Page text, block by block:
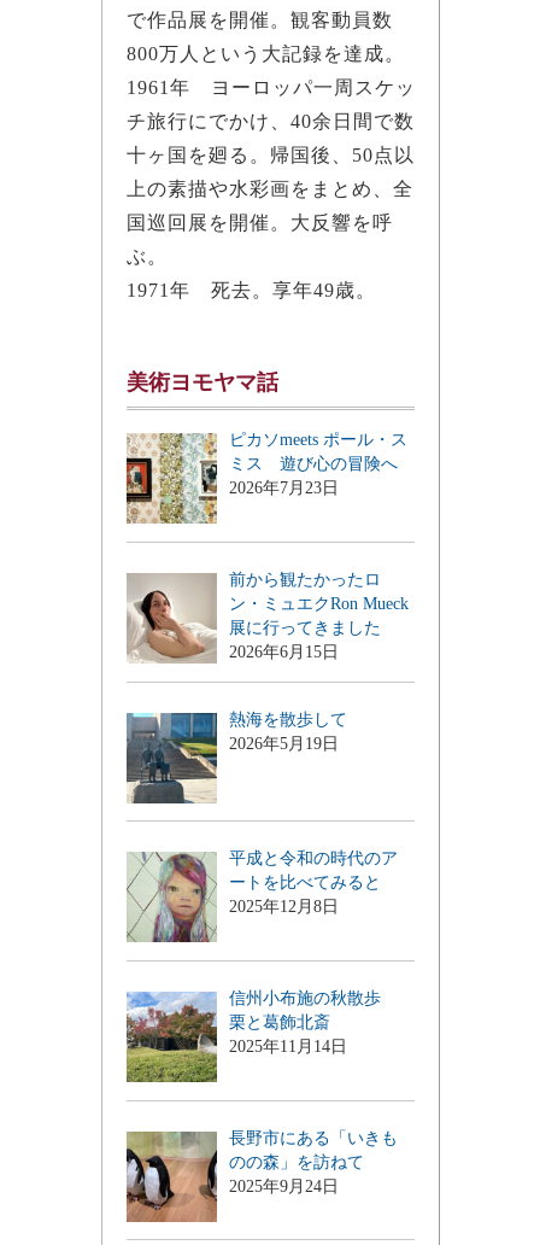
で作品展を開催。観客動員数
800万人という大記録を達成。
1961年 ヨーロッパ一周スケッ
チ旅行にでかけ、40余日間で数
十ヶ国を廻る。帰国後、50点以
上の素描や水彩画をまとめ、全
国巡回展を開催。大反響を呼
ぶ。
1971年 死去。享年49歳。
美術ヨモヤマ話
ピカソmeets ポール・ス
ミス 遊び心の冒険へ
2026年7月23日
前から観たかったロ
ン・ミュエクRon Mueck
展に行ってきました
2026年6月15日
熱海を散歩して
2026年5月19日
平成と令和の時代のア
ートを比べてみると
2025年12月8日
信州小布施の秋散歩
栗と葛飾北斎
2025年11月14日
長野市にある「いきも
のの森」を訪ねて
2025年9月24日